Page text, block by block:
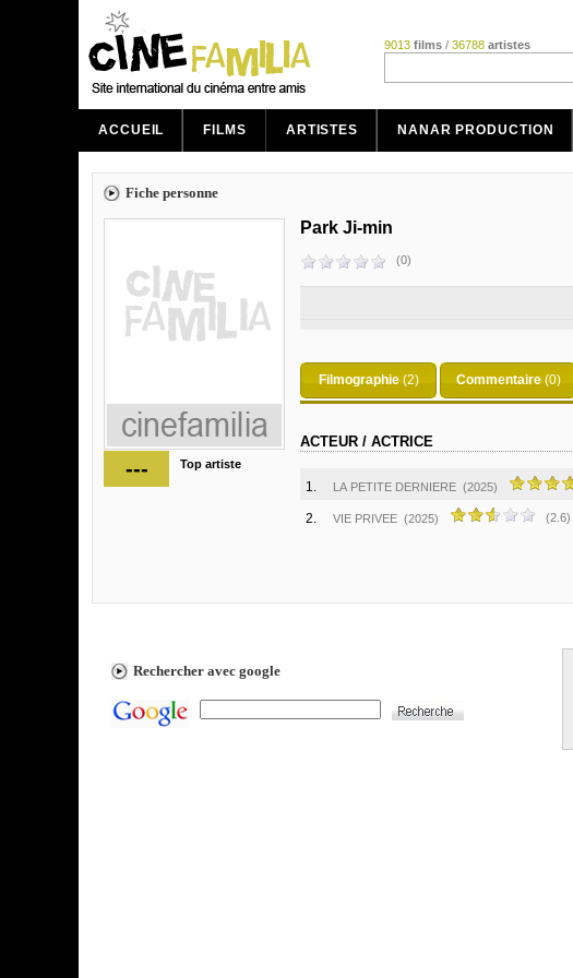
9013 films / 36788 artistes
ACCUEIL FILMS ARTISTES NANAR PRODUCTION
Fiche personne
--- Top artiste
Park Ji-min
(0)
Filmographie(2) Commentaire(0)
ACTEUR / ACTRICE
1. LA PETITE DERNIERE (2025)
2. VIE PRIVEE (2025) (2.6)
Rechercher avec google